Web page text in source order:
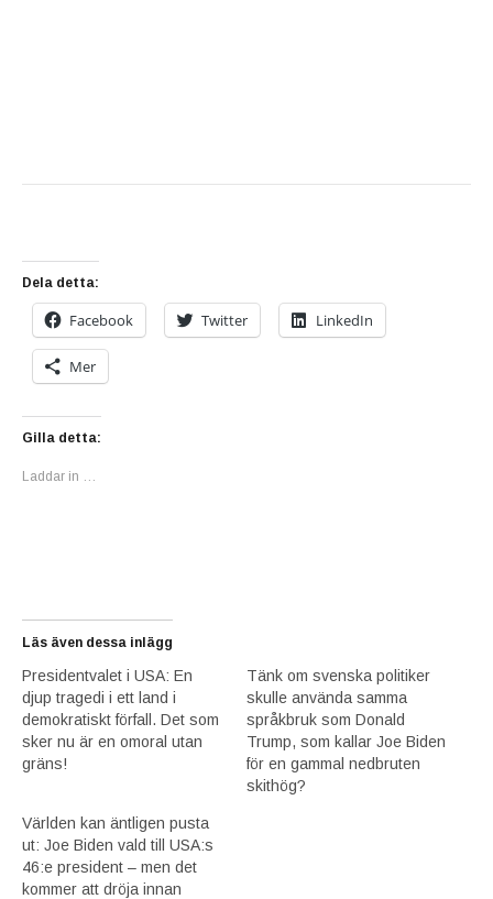
Dela detta:
Facebook Twitter LinkedIn
Mer
Gilla detta:
Laddar in …
Läs även dessa inlägg
Presidentvalet i USA: En
djup tragedi i ett land i
demokratiskt förfall. Det som
sker nu är en omoral utan
gräns!
Tänk om svenska politiker
skulle använda samma
språkbruk som Donald
Trump, som kallar Joe Biden
för en gammal nedbruten
skithög?
Världen kan äntligen pusta
ut: Joe Biden vald till USA:s
46:e president – men det
kommer att dröja innan